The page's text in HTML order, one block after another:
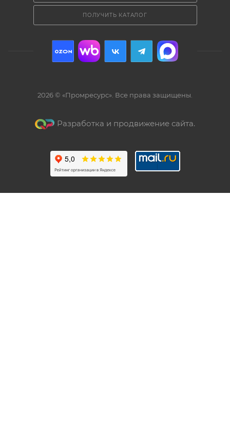
ПОЛУЧИТЬ КАТАЛОГ
2026 © «Промресурс». Все права защищены.
Разработка и продвижение сайта.